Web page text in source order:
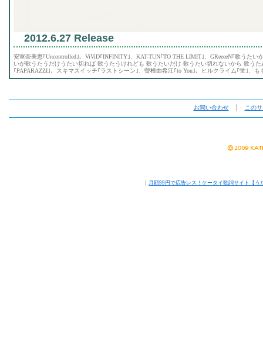
2012.6.27 Release
安室奈美恵｢Uncontrolled｣、ViViD｢INFINITY｣、KAT-TUN｢TO THE LIMIT｣、GReeeeN｢歌うた
いが歌うたうだけうたい切れば 歌うたうけれども 歌うたいだけ 歌うたい切れないから 歌うた
｢PAPARAZZI｣、スキマスイッチ｢ラストシーン｣、曽根由希江｢to You｣、ヒルクライム｢蛍｣、
お問い合わせ│ この
｜ 月額99円で広告レス！ケータイ歌詞サイト【う